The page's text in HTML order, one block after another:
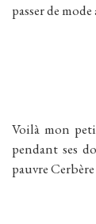
passer de
Voilà mon
pendant ses
pauvre